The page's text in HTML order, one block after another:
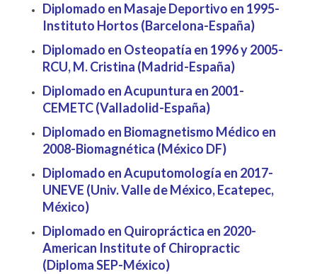
Diplomado en Masaje Deportivo en 1995-
Instituto Hortos (Barcelona-España)
Diplomado en Osteopatía en 1996 y 2005-
RCU, M. Cristina (Madrid-España)
Diplomado en Acupuntura en 2001-
CEMETC (Valladolid-España)
Diplomado en Biomagnetismo Médico en
2008-Biomagnética (México DF)
Diplomado en Acuputomología en 2017-
UNEVE (Univ. Valle de México, Ecatepec,
México)
Diplomado en Quiropráctica en 2020-
American Institute of Chiropractic
(Diploma SEP-México)